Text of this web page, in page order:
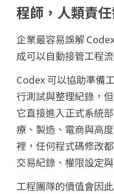
程師，人類責
企業最容易誤解
成可以自動接管工程
Codex 可以協助準備
行測試與整理紀錄，
它直接進入正式系統
療、製造、電商與高
裡，任何程式碼修改
交易紀錄、權限設定
工程團隊的價值會因